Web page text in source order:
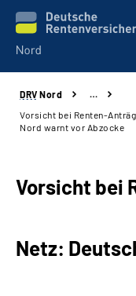
Aktuelles
Beratung und
DRV Nord
…
Vorsicht bei Renten-
Nord warnt vor Abzocke
Vorsicht bei
Netz: